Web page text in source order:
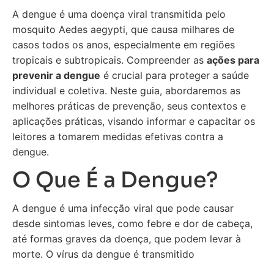
A dengue é uma doença viral transmitida pelo
mosquito Aedes aegypti, que causa milhares de
casos todos os anos, especialmente em regiões
tropicais e subtropicais. Compreender as ações para
prevenir a dengue é crucial para proteger a saúde
individual e coletiva. Neste guia, abordaremos as
melhores práticas de prevenção, seus contextos e
aplicações práticas, visando informar e capacitar os
leitores a tomarem medidas efetivas contra a
dengue.
O Que É a Dengue?
A dengue é uma infecção viral que pode causar
desde sintomas leves, como febre e dor de cabeça,
até formas graves da doença, que podem levar à
morte. O vírus da dengue é transmitido